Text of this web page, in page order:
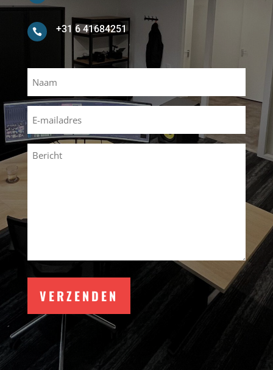
 +31 6 41684251
(Vereist)
Email
(Vereist)
Bericht